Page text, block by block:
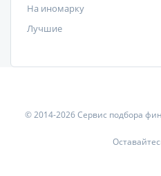
На иномарку
Лучшие
© 2014-2026 Сервис подбора